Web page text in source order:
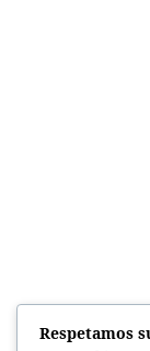
Respetamos